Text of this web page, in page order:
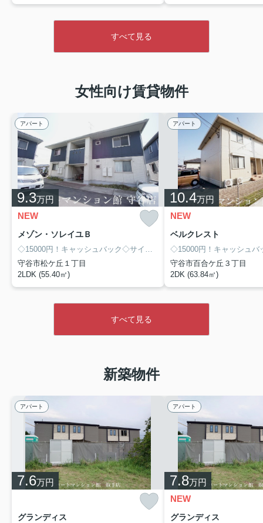
人気のカウンターキッチンタイプ♪充実の設備のお部屋で
オンⅡ】
◆充実の設備が満載のお部屋です♪近隣商業施設あり、生活
のしやすいエリアです
！【モデルノⅡ202】
2026.07.30
◆ネット使用料不要！ペット相談可能物件です♪【アザレア
Ⅲ201】
◆インターネット無料！ペット可物件♪【
エタニティ
すべて見る
女性向け賃貸物件
アパート
9.3万円
NEW
メゾン・ソレイユＢ
守谷市松ケ丘１丁目
2LDK (55.40㎡)
アパート
10.4万円
NEW
ベルクレスト
守谷市百合ケ丘３丁目
2DK (63.84㎡)
すべて見る
新築物件
アパート
7.6万円
グランディス
アパート
7.8万円
NEW
グランディス